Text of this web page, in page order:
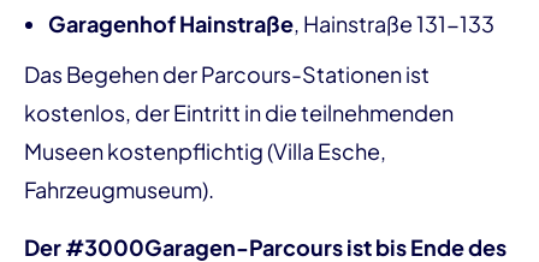
Garagenhof Hainstraße , Hainstraße 131-133
Das Begehen der Parcours-Stationen ist
kostenlos, der Eintritt in die teilnehmenden
Museen kostenpflichtig (Villa Esche,
Fahrzeugmuseum).
Der #3000Garagen-Parcours ist bis Ende des